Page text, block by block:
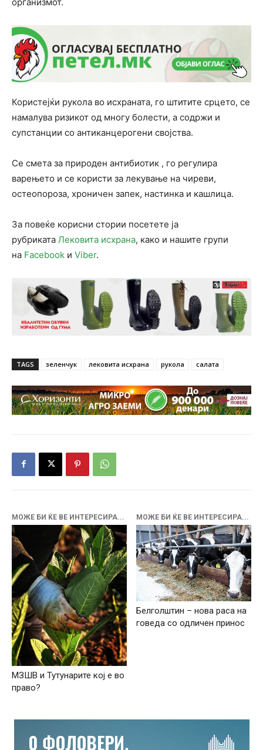
Користејќи рукола во исхраната, го штитите срцето, се
намалува ризикот од многу болести, а содржи и
супстанции со антиканцерогени својства.
Се смета за природен антибиотик , го регулира
варењето и се користи за лекување на чиреви,
остеопороза, хроничен запек, настинка и кашлица.
За повеќе корисни стории посетете ја
рубриката Лековита исхрана, како и нашите групи
на Facebook и Viber.
TAGS зеленчук лековита исхрана рукола салата
МОЖЕ БИ ЌЕ ВЕ ИНТЕРЕСИРА...
МЗШВ и Тутунарите кој е во
право?
МОЖЕ БИ ЌЕ ВЕ ИНТЕРЕСИРА...
Белголштин – нова раса на
говеда со одличен принос